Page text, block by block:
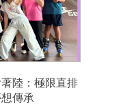
著陸：極限直排
傳承